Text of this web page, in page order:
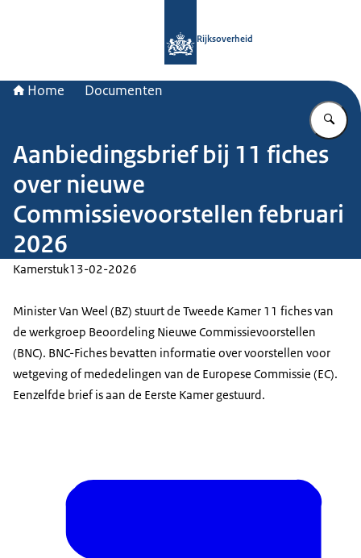
Rijksoverheid
Home Documenten
Aanbiedingsbrief bij 11 fiches
over nieuwe
Commissievoorstellen februari
2026
Kamerstuk13-02-2026
Minister Van Weel (BZ) stuurt de Tweede Kamer 11 fiches van
de werkgroep Beoordeling Nieuwe Commissievoorstellen
(BNC). BNC-Fiches bevatten informatie over voorstellen voor
wetgeving of mededelingen van de Europese Commissie (EC).
Eenzelfde brief is aan de Eerste Kamer gestuurd.